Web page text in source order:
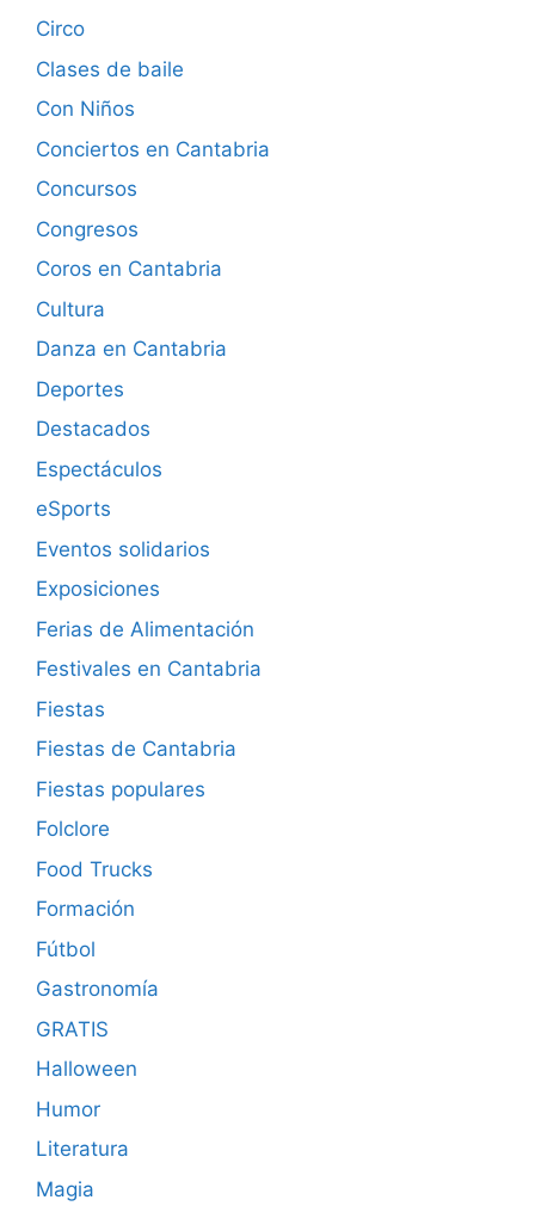
Circo
Clases de baile
Con Niños
Conciertos en Cantabria
Concursos
Congresos
Coros en Cantabria
Cultura
Danza en Cantabria
Deportes
Destacados
Espectáculos
eSports
Eventos solidarios
Exposiciones
Ferias de Alimentación
Festivales en Cantabria
Fiestas
Fiestas de Cantabria
Fiestas populares
Folclore
Food Trucks
Formación
Fútbol
Gastronomía
GRATIS
Halloween
Humor
Literatura
Magia